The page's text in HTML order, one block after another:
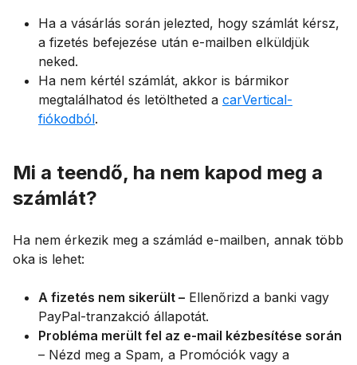
Ha a vásárlás során jelezted, hogy számlát kérsz,
a fizetés befejezése után e-mailben elküldjük
neked.
Ha nem kértél számlát, akkor is bármikor
megtalálhatod és letöltheted a carVertical-
fiókodból.
Mi a teendő, ha nem kapod meg a
számlát?
Ha nem érkezik meg a számlád e-mailben, annak több
oka is lehet:
A fizetés nem sikerült – Ellenőrizd a banki vagy
PayPal-tranzakció állapotát.
Probléma merült fel az e-mail kézbesítése során
– Nézd meg a Spam, a Promóciók vagy a